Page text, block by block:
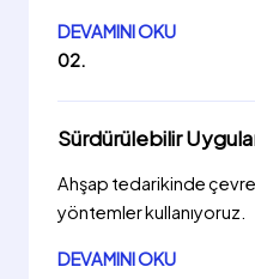
DEVAMINI OKU
02.
Sürdürülebilir
Ahşap tedarikinde
yöntemler kullanıyoruz.
DEVAMINI OKU